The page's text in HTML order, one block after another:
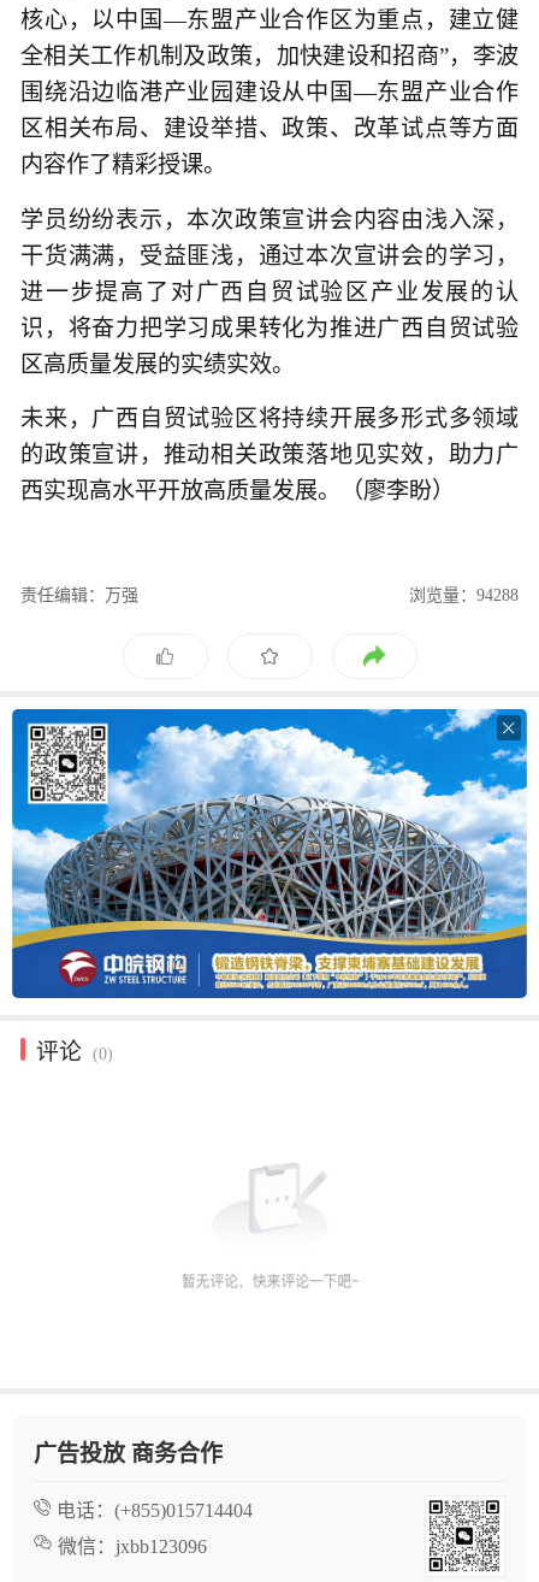
核心，以中国—东盟产业合作区为重点，建立健
全相关工作机制及政策，加快建设和招商”，李波
围绕沿边临港产业园建设从中国—东盟产业合作
区相关布局、建设举措、政策、改革试点等方面
内容作了精彩授课。
学员纷纷表示，本次政策宣讲会内容由浅入深，
干货满满，受益匪浅，通过本次宣讲会的学习，
进一步提高了对广西自贸试验区产业发展的认
识，将奋力把学习成果转化为推进广西自贸试验
区高质量发展的实绩实效。
未来，广西自贸试验区将持续开展多形式多领域
的政策宣讲，推动相关政策落地见实效，助力广
西实现高水平开放高质量发展。（廖李盼）
责任编辑：万强 浏览量：94288

评论 (0)
广告投放 商务合作
电话： (+855)015714404
微信： jxbb123096